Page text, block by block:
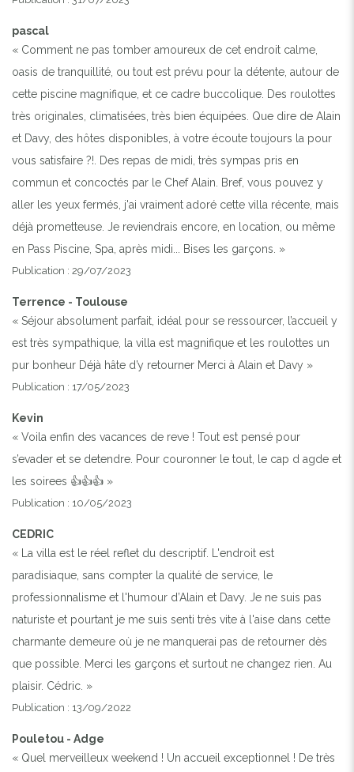
pascal
« Comment ne pas tomber amoureux de cet endroit calme,
oasis de tranquillité, ou tout est prévu pour la détente, autour de
cette piscine magnifique, et ce cadre buccolique. Des roulottes
très originales, climatisées, très bien équipées. Que dire de Alain
et Davy, des hôtes disponibles, à votre écoute toujours la pour
vous satisfaire ?!. Des repas de midi, très sympas pris en
commun et concoctés par le Chef Alain. Bref, vous pouvez y
aller les yeux fermés, j'ai vraiment adoré cette villa récente, mais
déjà prometteuse. Je reviendrais encore, en location, ou même
en Pass Piscine, Spa, après midi... Bises les garçons. »
Publication : 29/07/2023
Terrence - Toulouse
« Séjour absolument parfait, idéal pour se ressourcer, l’accueil y
est très sympathique, la villa est magnifique et les roulottes un
pur bonheur Déjà hâte d’y retourner Merci à Alain et Davy »
Publication : 17/05/2023
Kevin
« Voila enfin des vacances de reve ! Tout est pensé pour
s’evader et se detendre. Pour couronner le tout, le cap d agde et
les soirees 👍👍👍 »
Publication : 10/05/2023
CEDRIC
« La villa est le réel reflet du descriptif. L'endroit est
paradisiaque, sans compter la qualité de service, le
professionnalisme et l'humour d’Alain et Davy. Je ne suis pas
naturiste et pourtant je me suis senti très vite à l'aise dans cette
charmante demeure où je ne manquerai pas de retourner dès
que possible. Merci les garçons et surtout ne changez rien. Au
plaisir. Cédric. »
Publication : 13/09/2022
Pouletou - Adge
« Quel merveilleux weekend ! Un accueil exceptionnel ! De très